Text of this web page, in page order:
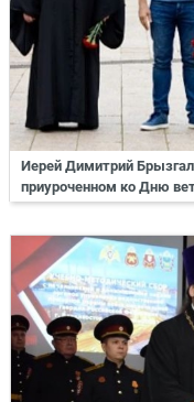
Иерей Димитрий
приуроченном ко Дню